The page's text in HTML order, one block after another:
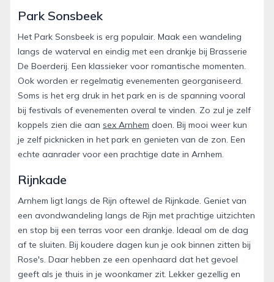
Park Sonsbeek
Het Park Sonsbeek is erg populair. Maak een wandeling
langs de waterval en eindig met een drankje bij Brasserie
De Boerderij. Een klassieker voor romantische momenten.
Ook worden er regelmatig evenementen georganiseerd.
Soms is het erg druk in het park en is de spanning vooral
bij festivals of evenementen overal te vinden. Zo zul je zelf
koppels zien die aan sex Arnhem doen. Bij mooi weer kun
je zelf picknicken in het park en genieten van de zon. Een
echte aanrader voor een prachtige date in Arnhem.
Rijnkade
Arnhem ligt langs de Rijn oftewel de Rijnkade. Geniet van
een avondwandeling langs de Rijn met prachtige uitzichten
en stop bij een terras voor een drankje. Ideaal om de dag
af te sluiten. Bij koudere dagen kun je ook binnen zitten bij
Rose's. Daar hebben ze een openhaard dat het gevoel
geeft als je thuis in je woonkamer zit. Lekker gezellig en